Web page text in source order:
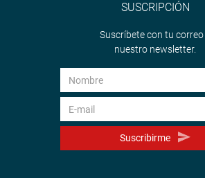
SUSCRIPCIÓN
Suscríbete con tu correo
nuestro newsletter.
Suscribirme